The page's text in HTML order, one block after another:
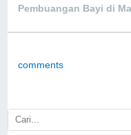
Pembuangan Bayi di
comments